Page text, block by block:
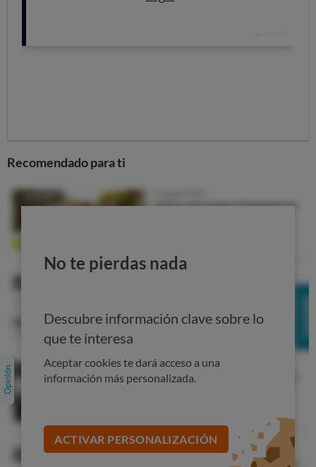
Recomendado para ti
No te pierdas nada
Descubre información clave sobre lo
que te interesa
Aceptar cookies te dará acceso a una
información más personalizada.
ACTIVAR PERSONALIZACIÓN